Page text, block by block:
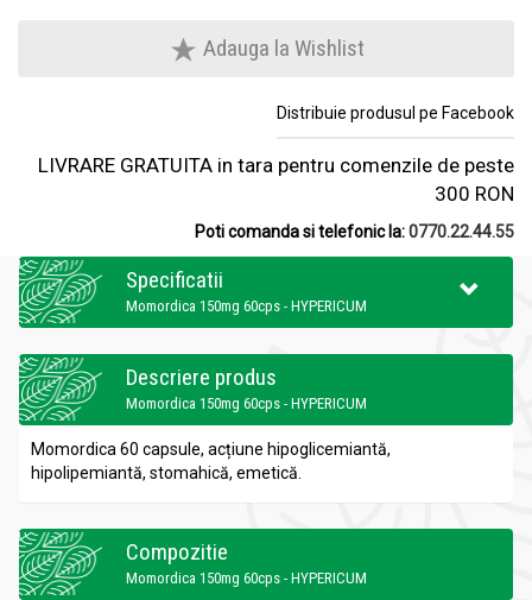
Adauga la Wishlist
Distribuie produsul pe Facebook
LIVRARE GRATUITA in tara pentru comenzile de peste
300 RON
Poti comanda si telefonic la:0770.22.44.55
Specificatii
Momordica 150mg 60cps - HYPERICUM
Descriere produs
Momordica 150mg 60cps - HYPERICUM
Momordica 60 capsule, acțiune hipoglicemiantă,
hipolipemiantă, stomahică, emetică.
Compozitie
Momordica 150mg 60cps - HYPERICUM